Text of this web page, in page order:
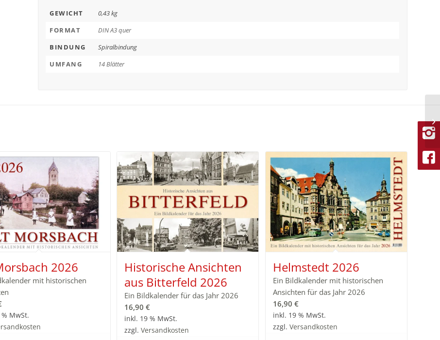
GEWICHT
0,43 kg
FORMAT
DIN A3 quer
BINDUNG
Spiralbindung
UMFANG
14 Blätter
2026
mit historischen
MwSt.
Historische Ansichten
aus Bitterfeld 2026
Ein Bildkalender für das Jahr 2026
16,90€
inkl. 19 % MwSt.
zzgl.Versandkosten
Helmstedt 2026
Ein Bildkalender mit historischen
Ansichten für das Jahr 2026
16,90 €
inkl. 19 % MwSt.
zzgl. Versandkosten